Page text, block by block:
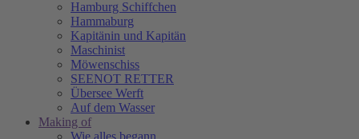
Hamburg Schiffchen
Hammaburg
Kapitänin und Kapitän
Maschinist
Möwenschiss
SEENOT RETTER
Übersee Werft
Auf dem Wasser
Making of
Wie alles begann